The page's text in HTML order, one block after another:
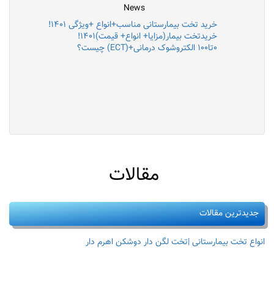
News
خرید تخت بیمارستانی مناسب+انواع +ویژگی ۱۴۰۱!
خریدتخت بیمار(مزایا+ انواع+ قیمت)۱۴۰۱!
۰تا۱۰۰ الکتروشوک درمانی+(ECT) چیست؟
مقالات
جدیدترین مقالات
انواع تخت بیمارستانی |تخت لگن دار دوشکن اهرم دار